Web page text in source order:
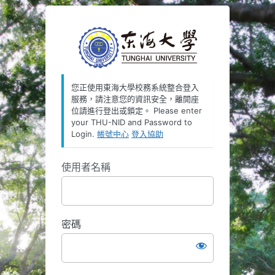
https://
您正使用東海大學校務系統整合登入
服務，請注意您的資訊安全，離開座
位請進行登出或鎖定。 Please enter
your THU-NID and Password to
Login. 帳號中心 登入協助
使用者名稱
密碼